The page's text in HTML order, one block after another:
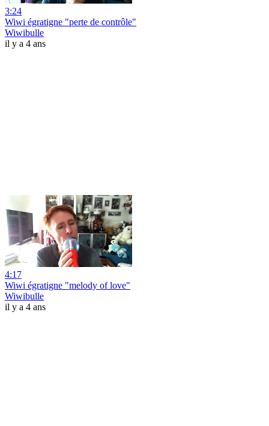
3:24
Wiwi égratigne "perte de contrôle"
Wiwibulle
il y a 4 ans
4:17
Wiwi égratigne "melody of love"
Wiwibulle
il y a 4 ans